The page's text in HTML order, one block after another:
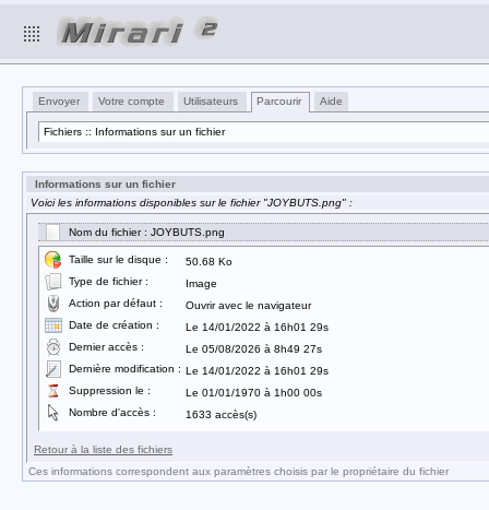
Envoyer Votre compte Utilisateurs Parcourir Aide
Fichiers :: Informations sur un fichier
Informations sur un fichier
Voici les informations disponibles sur le fichier "JOYBUTS.png" :
Nom du fichier : JOYBUTS.png
Taille sur le disque :
50.68 Ko
Type de fichier :
Image
Action par défaut :
Ouvrir avec le navigateur
Date de création :
Le 14/01/2022 à 16h01 29s
Dernier accès :
Le 05/08/2026 à 8h49 27s
Dernière modification : Le 14/01/2022 à 16h01 29s
Suppression le :
Le 01/01/1970 à 1h00 00s
Nombre d'accès :
1633 accès(s)
Retour à la liste des fichiers
Ces informations correspondent aux paramètres choisis par le propriétaire du fichier